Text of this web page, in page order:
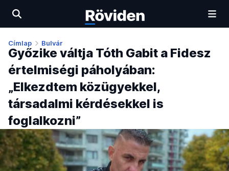
Címlap Bulvár
Győzike váltja Tóth Gabit a Fidesz
értelmiségi páholyában:
„Elkezdtem közügyekkel,
társadalmi kérdésekkel is
foglalkozni”